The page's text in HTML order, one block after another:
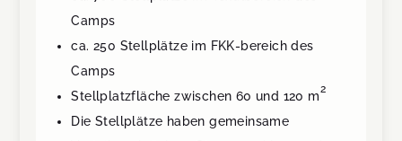
zum Textilbereich und die restlichen 250
Stellplätze sowie ein spezieller Teil des
Strandes zum FKK-Bereich.
Die Größe der Stellplätze variiert zwischen 60
und 120 m2 und alle Stellplätze haben
Camps
ca. 250 Stellplätze im FKK-bereich des
Camps
Stellplatzfläche zwischen 60 und 120 m
2
Die Stellplätze haben gemeinsame